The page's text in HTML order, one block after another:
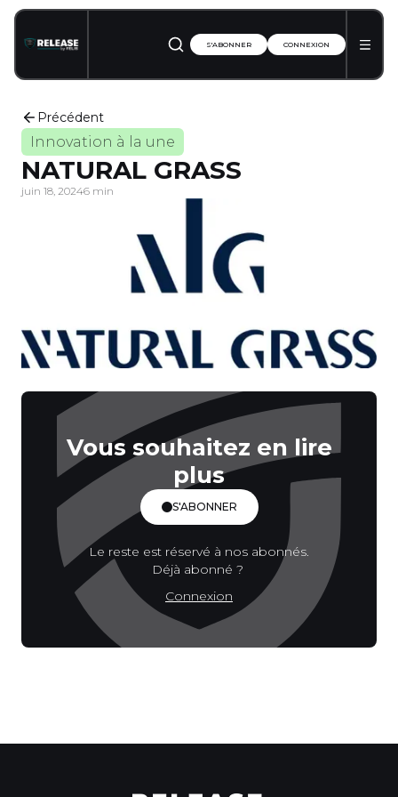
S'ABONNER CONNEXION
Précédent
Innovation à la une
NATURAL GRASS
juin 18, 20246 min
Vous souhaitez en lire
plus
S'ABONNER
Le reste est réservé à nos abonnés.
Déjà abonné ?
Connexion